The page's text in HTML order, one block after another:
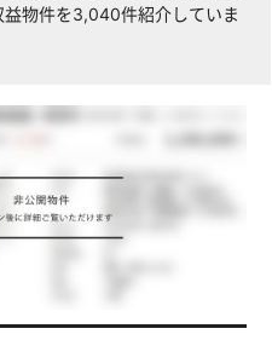
物件を3,040件紹介していま